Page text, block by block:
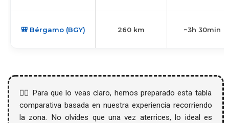
🎒 Bérgamo (BGY) 260 km ~3h 30min
👉🏻 Para que lo veas claro, hemos preparado esta tabla
comparativa basada en nuestra experiencia recorriendo
la zona. No olvides que una vez aterrices, lo ideal es